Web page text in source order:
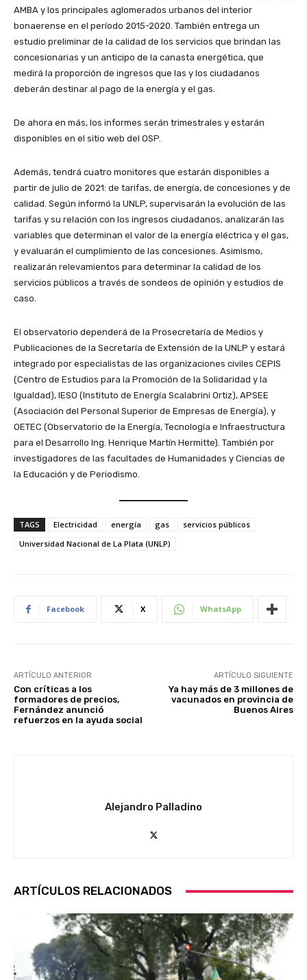
AMBA y los principales aglomerados urbanos del interior
bonaerense en el período 2015-2020. También entrega un
estudio preliminar de la calidad de los servicios que brindan las
concesionarias y un anticipo de la canasta energética, que
medirá la proporción de ingresos que las y los ciudadanos
deberán destinar al pago de la energía y el gas.
De ahora en más, los informes serán trimestrales y estarán
disponibles en el sitio web del OSP.
Además, tendrá cuatro monitores que estarán disponibles a
partir de julio de 2021: de tarifas, de energía, de concesiones y de
calidad. Según informó la UNLP, supervisarán la evolución de las
tarifas y su relación con los ingresos ciudadanos, analizarán las
variables que determinan el valor de la energía eléctrica y el gas,
y evaluarán el cumplimiento de las concesiones. Asimismo,
realizarán relevamientos para determinar la calidad de los
servicios públicos a través de sondeos de opinión y estudios de
caso.
El observatorio dependerá de la Prosecretaría de Medios y
Publicaciones de la Secretaría de Extensión de la UNLP y estará
integrado por especialistas de las organizaciones civiles CEPIS
(Centro de Estudios para la Promoción de la Solidaridad y la
Igualdad), IESO (Instituto de Energía Scalabrini Ortiz), APSEE
(Asociación del Personal Superior de Empresas de Energía), y
OETEC (Observatorio de la Energía, Tecnología e Infraestructura
para el Desarrollo Ing. Henrique Martín Hermitte). También por
investigadores de las facultades de Humanidades y Ciencias de
la Educación y de Periodismo.
TAGS Electricidad energía gas
servicios públicos
Universidad Nacional de La Plata (UNLP)
Facebook X WhatsApp
ARTÍCULO ANTERIOR
Con críticas a los
formadores de precios,
Fernández anunció
refuerzos en la ayuda social
ARTÍCULO SIGUIENTE
Ya hay más de 3 millones de
vacunados en provincia de
Buenos Aires
Alejandro Palladino
ARTÍCULOS RELACIONADOS